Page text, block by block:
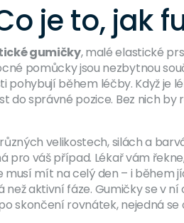
je to, jak
gumičky,malé elastické
pomůcky jsou nezbytnou
pohybují během léčby. Když
do správné pozice. Bez nich
velikostech, silách a
pro váš případ. Lékař vám
mít na celý den – i během
než aktivní fáze. Gumičky se v
skončení rovnátek, nejedná